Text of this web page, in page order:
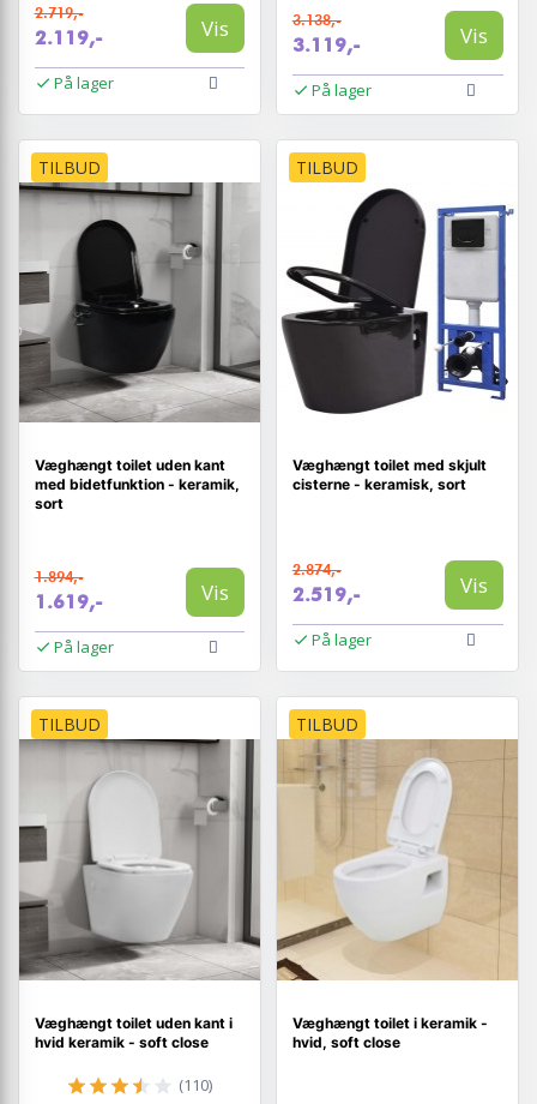
2.719,-
2.119,- Vis
På lager
3.138,-
3.119,- Vis
På lager
TILBUD
Væghængt toilet uden kant
med bidetfunktion - keramik,
sort
1.894,-
1.619,- Vis
På lager
TILBUD
Væghængt toilet med skjult
cisterne - keramisk, sort
2.874,-
2.519,- Vis
På lager
TILBUD
Væghængt toilet uden kant i
hvid keramik - soft close
(110)
TILBUD
Væghængt toilet i keramik -
hvid, soft close